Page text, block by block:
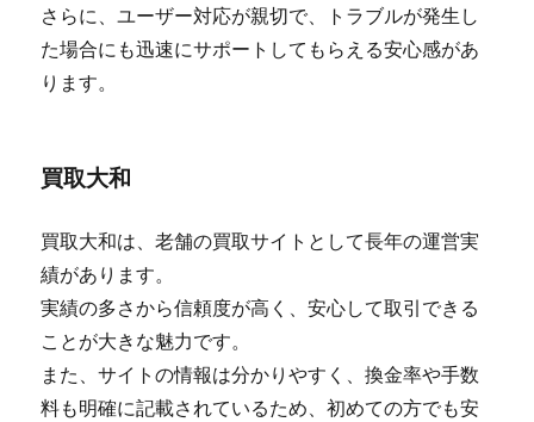
さらに、ユーザー対応が親切で、トラブルが発生し
た場合にも迅速にサポートしてもらえる安心感があ
ります。
買取大和
買取大和は、老舗の買取サイトとして長年の運営実
績があります。
実績の多さから信頼度が高く、安心して取引できる
ことが大きな魅力です。
また、サイトの情報は分かりやすく、換金率や手数
料も明確に記載されているため、初めての方でも安